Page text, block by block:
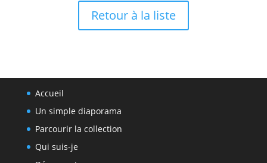
Retour à la liste
Accueil
Un simple diaporama
Parcourir la collection
Qui suis-je